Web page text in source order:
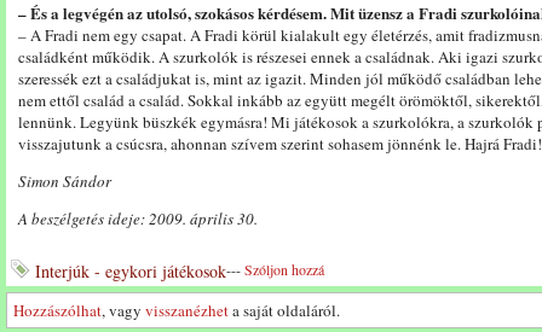
– És a legvégén az utolsó, szokásos kérdésem. Mit üzensz a Fradi
– A Fradi nem egy csapat. A Fradi körül kialakult egy életérzés, amit
családként működik. A szurkolók is részesei ennek a családnak. Aki igazi
szeressék ezt a családjukat is, mint az igazit. Minden jól működő családban
nem ettől család a család. Sokkal inkább az együtt megélt örömöktől,
lennünk. Legyünk büszkék egymásra! Mi játékosok a szurkolókra, a szurkolók
visszajutunk a csúcsra, ahonnan szívem szerint sohasem jönnénk le. Hajrá Fradi!
Simon Sándor
A beszélgetés ideje: 2009. április 30.
Interjúk - egykori játékosok---Szóljon hozzá
Hozzászólhat, vagy visszanézheta saját oldaláról.